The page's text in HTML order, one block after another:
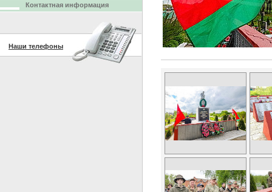
Контактная информация
Наши телефоны